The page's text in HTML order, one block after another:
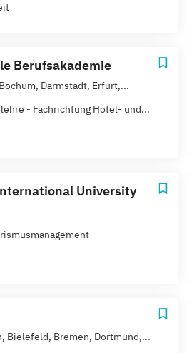
Berufsakademie
Darmstadt, Erfurt,...
- Fachrichtung Hotel- und...
University
Bielefeld, Bremen, Dortmund,...